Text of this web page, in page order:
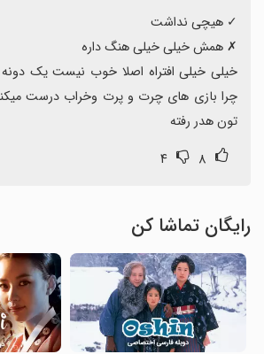
تون هدر رفته
۸ ۴
رایگان تماشا کن